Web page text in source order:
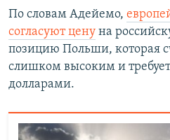
По словам Адейемо,
согласуют цену на
позицию Польши, которая
слишком высоким и
долларами.